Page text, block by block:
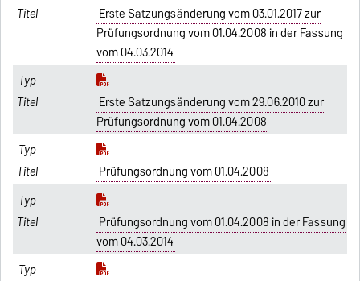
Erste Satzungsänderung vom 03.01.2017 zur
Prüfungsordnung vom 01.04.2008 in der Fassung
vom 04.03.2014
Erste Satzungsänderung vom 29.06.2010 zur
Prüfungsordnung vom 01.04.2008
Prüfungsordnung vom 01.04.2008
Prüfungsordnung vom 01.04.2008 in der Fassung
vom 04.03.2014